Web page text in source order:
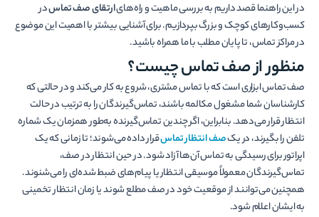
در این راهنما قصد داریم به بررسی ماهیت و راه‌­­هایارتقای صف تماسدر
کسب‌وکارهای کوچک و بزرگ بپردازیم. برای آشنایی بیشتر با اهمیت این موضوع
در مراکز تماس، تا پایان مطلب با ما همراه باشید.
منظور از صف تماس چیست؟
صف تماس ابزاری است که با تماس مشتری، شروع به کار می‌کند و در حالتی که
کارشناسان شما مشغول مکالمه باشند، تماس‌­گیرندگان را به ترتیب در حالت
انتظار قرار می‌­دهد. بنابراین، اگر چندین تماس‌­گیرنده به‌طور همزمان یک شماره
تلفن را بگیرند، در یکصف انتظار تماسقرار داده می­‌شوند؛ تا زمانی که یک
اپراتور برای رسیدگی به تماس آن­‌ها آزاد شود. در حین انتظار در صف،
تماس‌گیرندگان معمولاً موسیقی انتظار یا پیام‌های ضبط شده‌­ای را می‌شنوند.
همچنین می­‌توانند از موقعیت خود در صف مطلع شوند یا زمان انتظار تخمینی
به ایشان اعلام شود.